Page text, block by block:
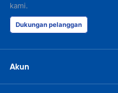
kami.
Dukungan pelanggan
Akun